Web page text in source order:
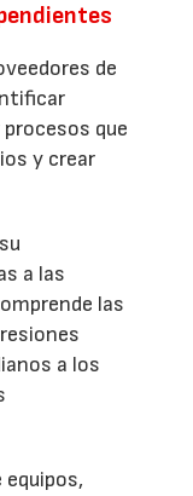
de
que
y crear
a las
las
a los